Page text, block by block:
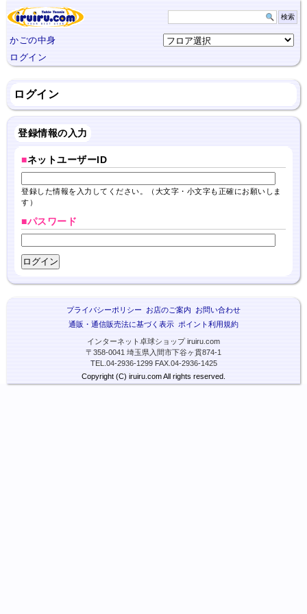
かごの中身
ログイン
ログイン
登録情報の入力
■ネットユーザーID
登録した情報を入力してください。（大文字・小文字も正確にお願いしま
す）
■パスワード
プライバシーポリシー お店のご案内 お問い合わせ
通販・通信販売法に基づく表示 ポイント利用規約
インターネット卓球ショップ iruiru.com
〒358-0041 埼玉県入間市下谷ヶ貫874-1
TEL.04-2936-1299 FAX.04-2936-1425
Copyright (C) iruiru.com All rights reserved.